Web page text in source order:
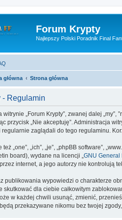
Forum Krypty
Najlepszy Polski Poradnik Final
główna Strona główna
- Regulamin
„Forum Krypty”, zwanej dalej
przycisk „Nie akceptuję”. Administracja
zaglądali do tego regulaminu.
„one”, „ich”, „je”, „phpBB software”,
board), wydane na licencji „ GNU General
internet, a jego autorzy nie kontrolują
publikowania wypowiedzi o charakterze
skutkować dla ciebie całkowitym
w każdej chwili usunąć, zmienić,
przekazywane nikomu bez twojej